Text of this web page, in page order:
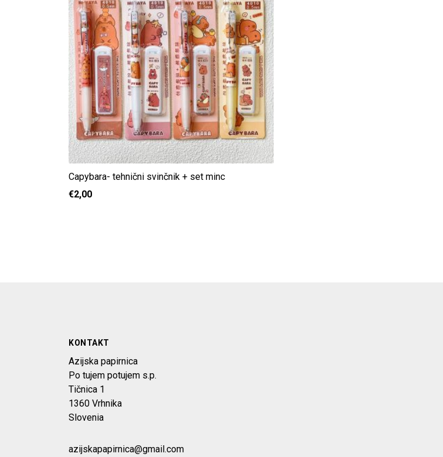
Capybara- tehnični svinčnik + set minc
€2,00
KONTAKT
Azijska papirnica
Po tujem potujem s.p.
Tičnica 1
1360 Vrhnika
Slovenia
azijskapapirnica@gmail.com